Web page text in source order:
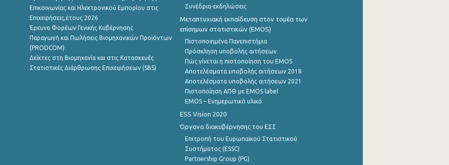
Επικοινωνίας και Ηλεκτρονικού Εμπορίου στις
Επιχειρήσεις,έτους 2026
Έρευνα Φορέων Γενικής Κυβέρνησης
Παραγωγή και Πωλήσεις Βιομηχανικών Προϊόντων
(PRODCOM)
Δείκτες στη Βιομηχανία και στις Κατασκευές
Στατιστικές Διάρθρωσης Επιχειρήσεων (SBS)
Συνέδρια-εκδηλώσεις
Μεταπτυχιακή εκπαίδευση στον τομέα των
επίσημων στατιστικών (EMOS)
Πιστοποιημένα Πανεπιστήμια
Πρόσκληση υποβολής αιτήσεων
Πώς γίνεται η πιστοποίηση του EMOS
Αποτελέσματα υποβολής αιτήσεων 2018
Αποτελέσματα υποβολής αιτήσεων 2021
Πιστοποίηση ΑΠΘ με EMOS label
EMOS – Ενημερωτικό υλικό
ESS Vision 2020
Όργανα διακυβέρνησης του ΕΣΣ
Επιτροπή του Ευρωπαϊκού Στατιστικού
Συστήματος (ESSC)
Partnership Group (PG)